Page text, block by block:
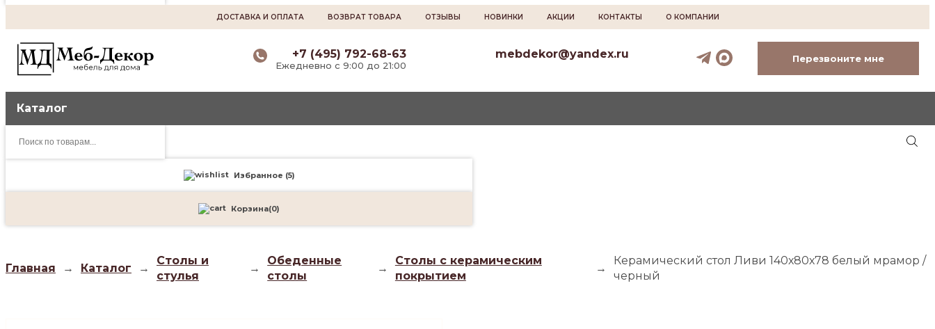
ДОСТАВКА И ОПЛАТА ВОЗВРАТ ТОВАРА ОТЗЫВЫ НОВИНКИ АКЦИИ КОНТАКТЫ О КОМПАНИИ
+7 (495) 792-68-63
Ежедневно с 9:00 до 21:00
mebdekor@yandex.ru Перезвоните мне
Каталог
товаров
Избранное (5)
Корзина(0)
Главная → Каталог →
Столы и
стулья
→
Обеденные
столы
→
Столы с керамическим
покрытием
→
Керамический стол Ливи 140х80х78 белый мрамор /
черный